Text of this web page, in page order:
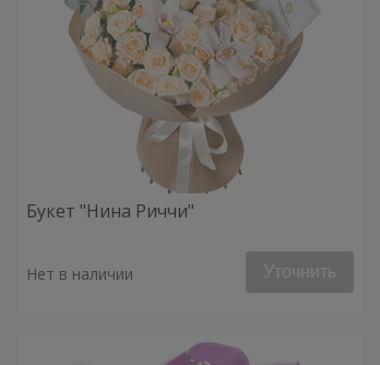
Букет "Нина Риччи"
Нет в наличии Уточнить